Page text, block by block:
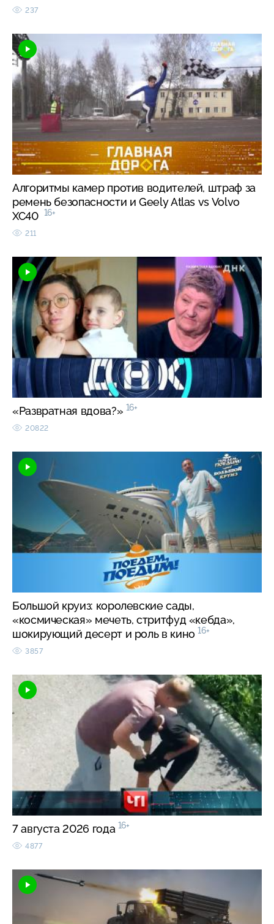
237
Алгоритмы камер против водителей, штраф за
ремень безопасности и Geely Atlas vs Volvo
XC40 16+
211
«Развратная вдова?» 16+
20822
Большой круиз: королевские сады,
«космическая» мечеть, стритфуд «кебда»,
шокирующий десерт и роль в кино 16+
3857
7 августа 2026 года 16+
4877